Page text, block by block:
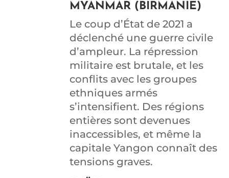
MYANMAR (BIRMANIE)
Le coup d’État de 2021 a
déclenché une guerre civile
d’ampleur. La répression
militaire est brutale, et les
conflits avec les groupes
ethniques armés
s’intensifient. Des régions
entières sont devenues
inaccessibles, et même la
capitale Yangon connaît des
tensions graves.